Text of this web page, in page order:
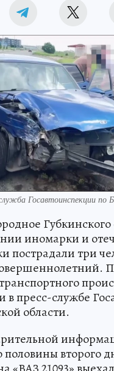
Госавтоинспекции по
Губкинского
иномарки и
пострадали три
в пресс-службе
области.
половины второго